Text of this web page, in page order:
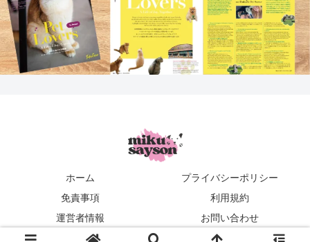
ホーム
プライバシーポリシー
免責事項
利用規約
運営者情報
お問い合わせ